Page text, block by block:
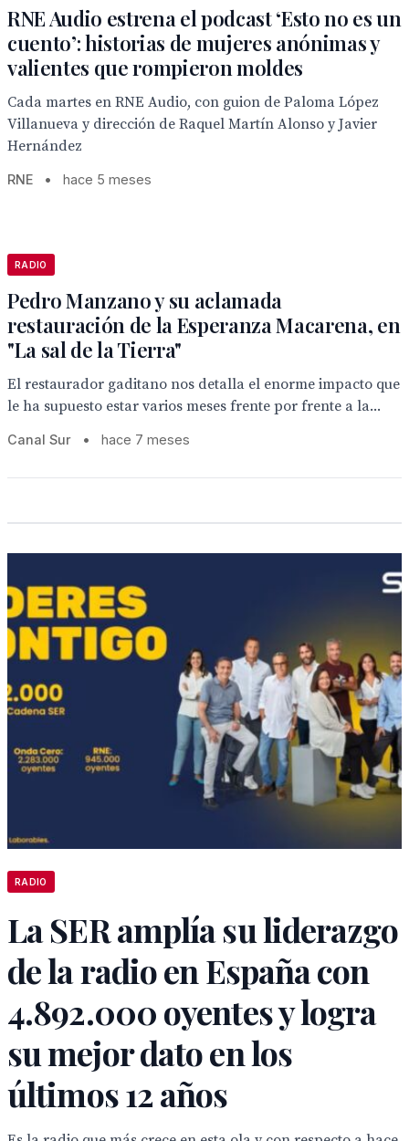
RNE Audio estrena el podcast ‘Esto no es un
cuento’: historias de mujeres anónimas y
valientes que rompieron moldes
Cada martes en RNE Audio, con guion de Paloma López
Villanueva y dirección de Raquel Martín Alonso y Javier
Hernández
RNE • hace 5 meses
RADIO
Pedro Manzano y su aclamada
restauración de la Esperanza Macarena, en
"La sal de la Tierra"
El restaurador gaditano nos detalla el enorme impacto que
le ha supuesto estar varios meses frente por frente a la...
Canal Sur • hace 7 meses
RADIO
La SER amplía su liderazgo
de la radio en España con
4.892.000 oyentes y logra
su mejor dato en los
últimos 12 años